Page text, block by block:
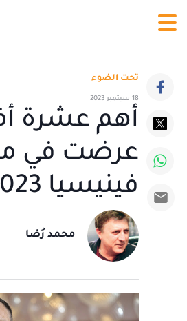
تحت الضوء
18 سبتمبر 2023
أهم عشرة
عرضت في
فينيسيا 2023
محمد رُضا